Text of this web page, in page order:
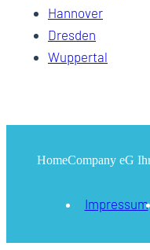
Hannover
Dresden
Wuppertal
HomeCompany eG
Impressum